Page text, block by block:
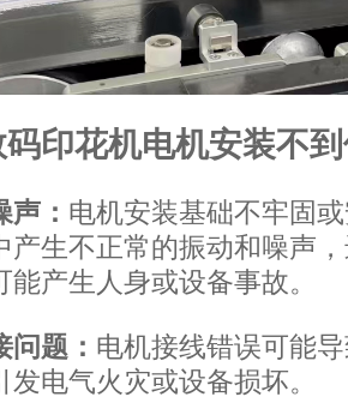
码印花机电机安装不
： 电机安装基础不牢固
产生不正常的振动和噪声
能产生人身或设备事故。
题： 电机接线错误可能
电气火灾或设备损坏。